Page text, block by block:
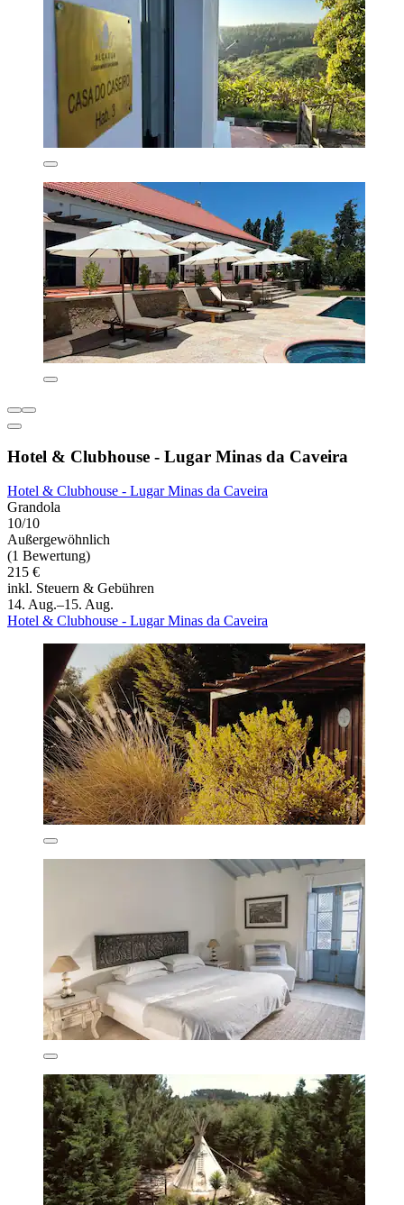
Hotel & Clubhouse - Lugar Minas da Caveira
Hotel & Clubhouse - Lugar Minas da Caveira
Grandola
10/10
Außergewöhnlich
(1 Bewertung)
215 €
inkl. Steuern & Gebühren
14. Aug.–15. Aug.
Hotel & Clubhouse - Lugar Minas da Caveira